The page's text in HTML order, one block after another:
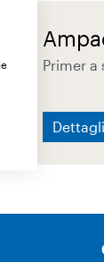
Primer a
Dettagli